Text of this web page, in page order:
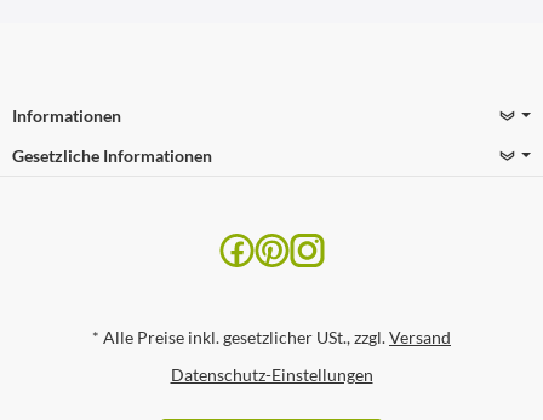
Informationen
Gesetzliche Informationen
* Alle Preise inkl. gesetzlicher USt., zzgl.Versand
Datenschutz-Einstellungen